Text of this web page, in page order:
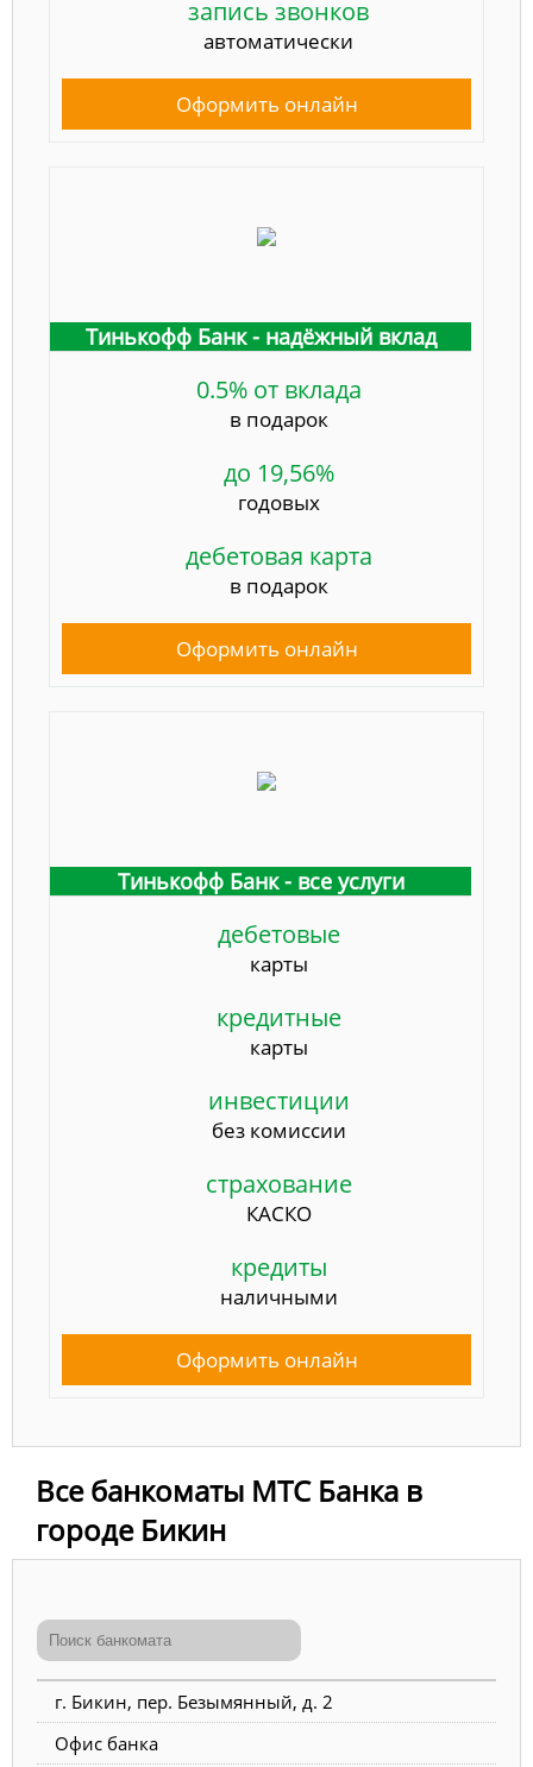
запись звонков
автоматически
Оформить онлайн
Тинькофф Банк - надёжный вклад
0.5% от вклада
в подарок
до 19,56%
годовых
дебетовая карта
в подарок
Оформить онлайн
Тинькофф Банк - все услуги
дебетовые
карты
кредитные
карты
инвестиции
без комиссии
страхование
КАСКО
кредиты
наличными
Оформить онлайн
Все банкоматы МТС Банка в
городе Бикин
г. Бикин, пер. Безымянный, д. 2
Офис банка